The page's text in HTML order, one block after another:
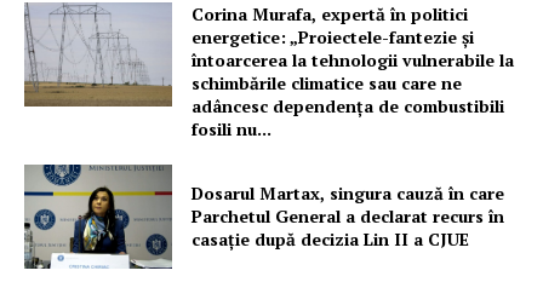
Corina Murafa, expertă în politici
energetice: „Proiectele-fantezie și
întoarcerea la tehnologii vulnerabile la
schimbările climatice sau care ne
adâncesc dependența de combustibili
fosili nu...
Dosarul Martax, singura cauză în care
Parchetul General a declarat recurs în
casație după decizia Lin II a CJUE